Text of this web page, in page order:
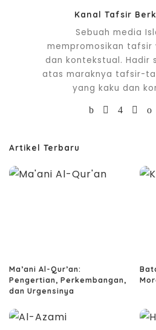
Kanal Tafsir
Sebuah media
mempromosikan tafsir
dan kontekstual. Hadir
atas maraknya tafsir-
yang kaku dan
Artikel Terbaru
Ma’ani Al-Qur’an:
Pengertian, Perkembangan,
dan Urgensinya